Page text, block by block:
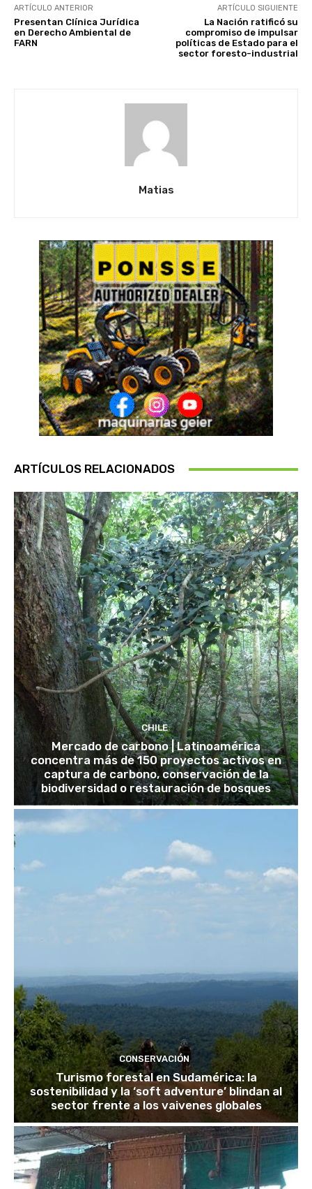
ARTÍCULO ANTERIOR
Presentan Clínica Jurídica
en Derecho Ambiental de
FARN
ARTÍCULO SIGUIENTE
La Nación ratificó su
compromiso de impulsar
políticas de Estado para el
sector foresto-industrial
Matias
ARTÍCULOS RELACIONADOS
CHILE
Mercado de carbono | Latinoamérica
concentra más de 150 proyectos activos en
captura de carbono, conservación de la
biodiversidad o restauración de bosques
CONSERVACIÓN
Turismo forestal en Sudamérica: la
sostenibilidad y la ‘soft adventure’ blindan al
sector frente a los vaivenes globales